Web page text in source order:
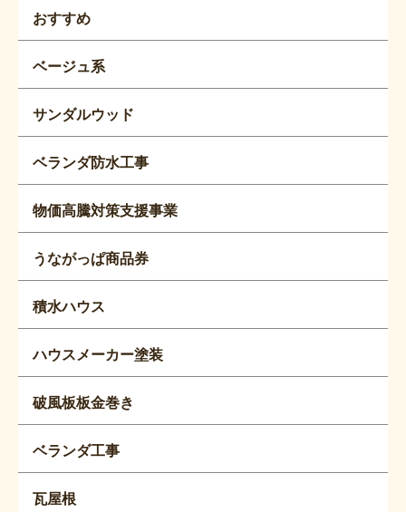
おすすめ
ベージュ系
サンダルウッド
ベランダ防水工事
物価高騰対策支援事業
うながっぱ商品券
積水ハウス
ハウスメーカー塗装
破風板板金巻き
ベランダ工事
瓦屋根